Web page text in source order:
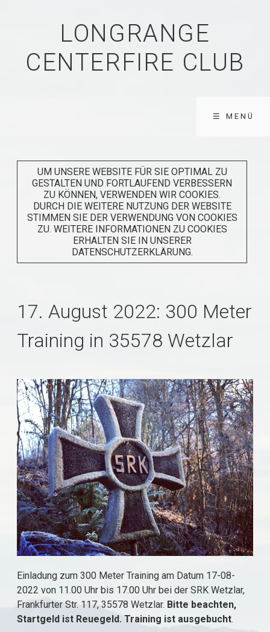
LONGRANGE
CENTERFIRE CLUB
☰ MENÜ
UM UNSERE WEBSITE FÜR SIE OPTIMAL ZU
GESTALTEN UND FORTLAUFEND VERBESSERN
ZU KÖNNEN, VERWENDEN WIR COOKIES.
DURCH DIE WEITERE NUTZUNG DER WEBSITE
STIMMEN SIE DER VERWENDUNG VON COOKIES
ZU. WEITERE INFORMATIONEN ZU COOKIES
ERHALTEN SIE IN UNSERER
DATENSCHUTZERKLÄRUNG.
17. August 2022: 300 Meter
Training in 35578 Wetzlar
Einladung zum 300 Meter Training am Datum 17-08-
2022 von 11.00 Uhr bis 17.00 Uhr bei der SRK Wetzlar,
Frankfurter Str. 117, 35578 Wetzlar. Bitte beachten,
Startgeld ist Reuegeld. Training ist ausgebucht.